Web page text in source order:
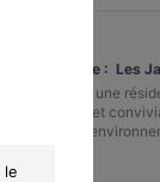
le
Programme : Les
Découvrez une
autonomie et
cœur d'un